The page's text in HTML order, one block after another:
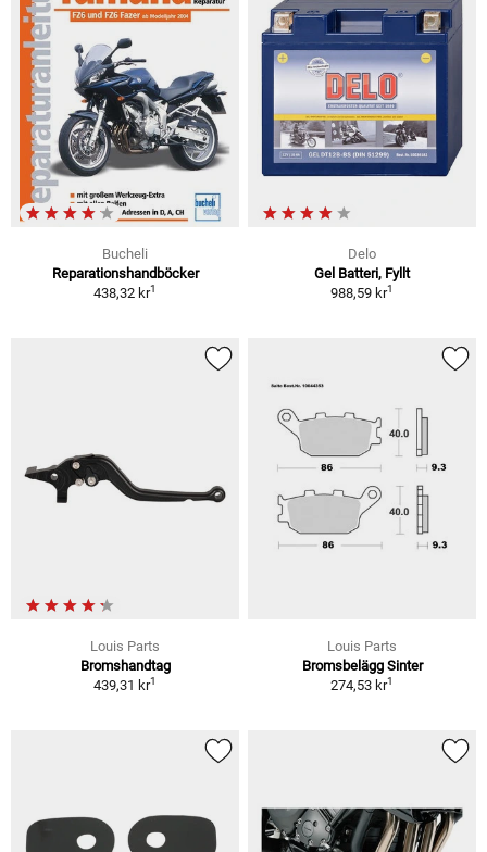
Bucheli
Reparationshandböcker
438,32 kr1
Delo
Gel Batteri, Fyllt
988,59 kr1
Louis Parts
Bromshandtag
439,31 kr1
Louis Parts
Bromsbelägg Sinter
274,53 kr1